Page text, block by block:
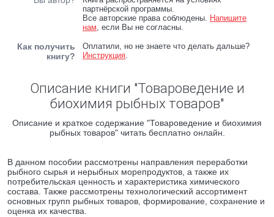
партнёрской программы.
Все авторские права соблюдены. Напишите
нам, если Вы не согласны.
Как получить
книгу?
Оплатили, но не знаете что делать дальше?
Инструкция.
Описание книги "Товароведение и
биохимия рыбных товаров"
Описание и краткое содержание "Товароведение и биохимия
рыбных товаров" читать бесплатно онлайн.
В данном пособии рассмотрены направления переработки
рыбного сырья и нерыбных морепродуктов, а также их
потребительская ценность и характеристика химического
состава. Также рассмотрены технологический ассортимент
основных групп рыбных товаров, формирование, сохранение и
оценка их качества.